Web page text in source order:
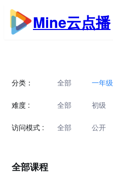
跳
至
内
Mine云点播
分类： 全部 一年级
难度 : 全部 初级
访问模式 : 全部 公开
全部课程